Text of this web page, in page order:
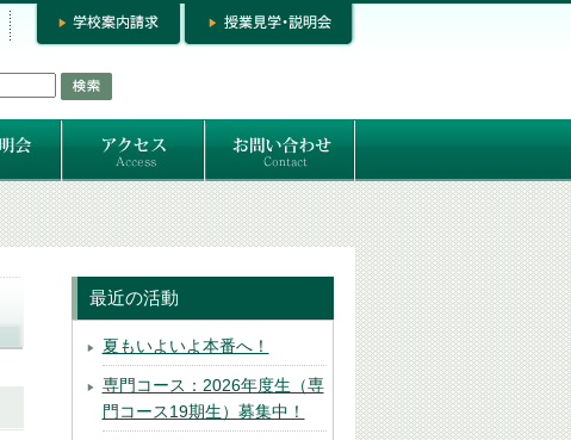
お問い合わせ
専門コースお問い合わせ
専門コース入学お申し込み
個人セッション
最近の活動
夏もいよいよ本番へ！
専門コース：2026年度生（専
門コース19期生）募集中！